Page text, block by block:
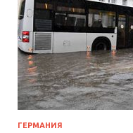
ГЕРМАНИЯ